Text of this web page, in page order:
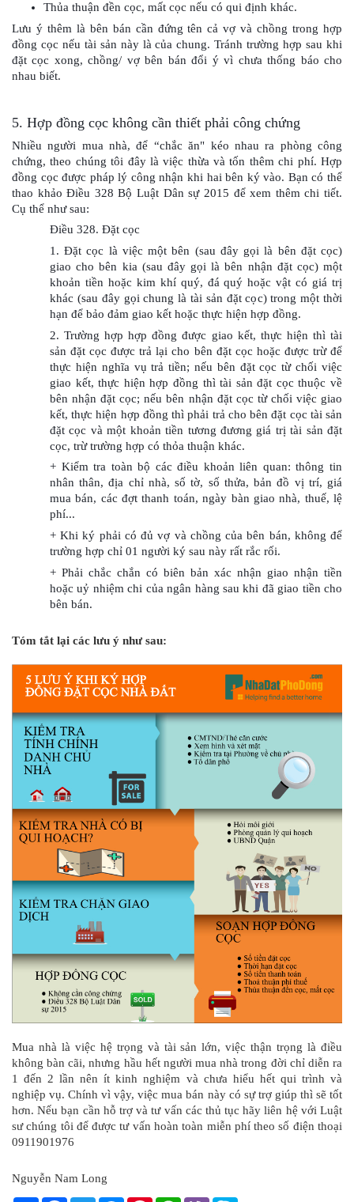
Thủa thuận đền cọc, mất cọc nếu có qui định khác.
Lưu ý thêm là bên bán cần đứng tên cả vợ và chồng trong hợp
đồng cọc nếu tài sản này là của chung. Tránh trường hợp sau khi
đặt cọc xong, chồng/ vợ bên bán đổi ý vì chưa thống báo cho
nhau biết.
5. Hợp đồng cọc không cần thiết phải công chứng
Nhiều người mua nhà, để “chắc ăn" kéo nhau ra phòng công
chứng, theo chúng tôi đây là việc thừa và tốn thêm chi phí. Hợp
đồng cọc được pháp lý công nhận khi hai bên ký vào. Bạn có thể
thao khảo Điều 328 Bộ Luật Dân sự 2015 để xem thêm chi tiết.
Cụ thể như sau:
Điều 328. Đặt cọc
1. Đặt cọc là việc một bên (sau đây gọi là bên đặt cọc)
giao cho bên kia (sau đây gọi là bên nhận đặt cọc) một
khoản tiền hoặc kim khí quý, đá quý hoặc vật có giá trị
khác (sau đây gọi chung là tài sản đặt cọc) trong một thời
hạn để bảo đảm giao kết hoặc thực hiện hợp đồng.
2. Trường hợp hợp đồng được giao kết, thực hiện thì tài
sản đặt cọc được trả lại cho bên đặt cọc hoặc được trừ để
thực hiện nghĩa vụ trả tiền; nếu bên đặt cọc từ chối việc
giao kết, thực hiện hợp đồng thì tài sản đặt cọc thuộc về
bên nhận đặt cọc; nếu bên nhận đặt cọc từ chối việc giao
kết, thực hiện hợp đồng thì phải trả cho bên đặt cọc tài sản
đặt cọc và một khoản tiền tương đương giá trị tài sản đặt
cọc, trừ trường hợp có thỏa thuận khác.
+ Kiểm tra toàn bộ các điều khoản liên quan: thông tin
nhân thân, địa chỉ nhà, số tờ, số thửa, bản đồ vị trí, giá
mua bán, các đợt thanh toán, ngày bàn giao nhà, thuế, lệ
phí...
+ Khi ký phải có đủ vợ và chồng của bên bán, không để
trường hợp chỉ 01 người ký sau này rất rắc rối.
+ Phải chắc chắn có biên bản xác nhận giao nhận tiền
hoặc uỷ nhiệm chi của ngân hàng sau khi đã giao tiền cho
bên bán.
Tóm tắt lại các lưu ý như sau:
Mua nhà là việc hệ trọng và tài sản lớn, việc thận trọng là điều
không bàn cãi, nhưng hầu hết người mua nhà trong đời chỉ diễn ra
1 đến 2 lần nên ít kinh nghiệm và chưa hiểu hết qui trình và
nghiệp vụ. Chính vì vậy, việc mua bán này có sự trợ giúp thì sẽ tốt
hơn. Nếu bạn cần hỗ trợ và tư vấn các thủ tục hãy liên hệ với Luật
sư chúng tôi để được tư vấn hoàn toàn miễn phí theo số điện thoại
0911901976
Nguyễn Nam Long